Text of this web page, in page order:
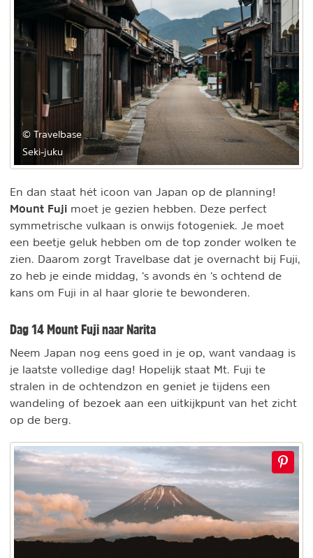
© Travelbase
Seki-juku
En dan staat hét icoon van Japan op de planning!
Mount Fuji moet je gezien hebben. Deze perfect
symmetrische vulkaan is onwijs fotogeniek. Je moet
een beetje geluk hebben om de top zonder wolken te
zien. Daarom zorgt Travelbase dat je overnacht bij Fuji,
zo heb je einde middag, ‘s avonds én ‘s ochtend de
kans om Fuji in al haar glorie te bewonderen.
Dag 14 Mount Fuji naar Narita
Neem Japan nog eens goed in je op, want vandaag is
je laatste volledige dag! Hopelijk staat Mt. Fuji te
stralen in de ochtendzon en geniet je tijdens een
wandeling of bezoek aan een uitkijkpunt van het zicht
op de berg.